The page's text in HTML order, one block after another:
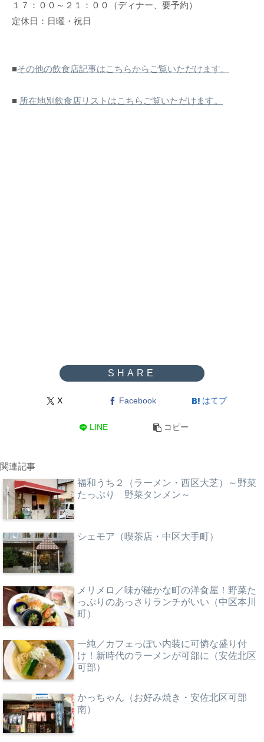
１７：００～２１：００（ディナー、要予約）
定休日：日曜・祝日
■その他の飲食店記事はこちらからご覧いただけます。
■ 所在地別飲食店リストはこちらご覧いただけます。
X Facebook はてブ
LINE コピー
関連記事
福和うち２（ラーメン・西区大芝）～野菜
たっぷり 野菜タンメン～
シェモア（喫茶店・中区大手町）
メリメロ／味が確かな町の洋食屋！野菜た
っぷりのあっさりランチがいい（中区本川
町）
一純／カフェっぽい内装に可憐な盛り付
け！新時代のラーメンが可部に（安佐北区
可部）
かっちゃん（お好み焼き・安佐北区可部
南）